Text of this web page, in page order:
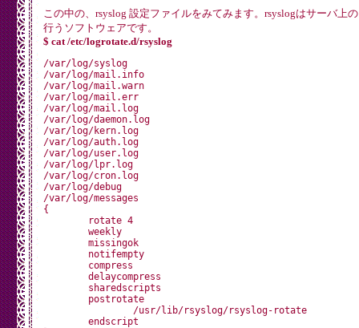
この中の、rsyslog 設定ファイルをみてみます。rsyslogはサーバ上
行うソフトウェアです。
$ cat /etc/logrotate.d/rsyslog
/var/log/syslog
/var/log/mail.info
/var/log/mail.warn
/var/log/mail.err
/var/log/mail.log
/var/log/daemon.log
/var/log/kern.log
/var/log/auth.log
/var/log/user.log
/var/log/lpr.log
/var/log/cron.log
/var/log/debug
/var/log/messages
{
        rotate 4
        weekly
        missingok
        notifempty
        compress
        delaycompress
        sharedscripts
        postrotate
                /usr/lib/rsyslog/rsyslog-rotate
        endscript